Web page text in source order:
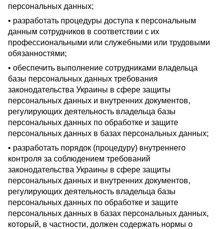
персональных данных;
• разработать процедуры доступа к персональным
данным сотрудников в соответствии с их
профессиональными или служебными или трудовыми
обязанностями;
• обеспечить выполнение сотрудниками владельца
базы персональных данных требования
законодательства Украины в сфере защиты
персональных данных и внутренних документов,
регулирующих деятельность владельца базы
персональных данных по обработке и защите
персональных данных в базах персональных данных;
• разработать порядок (процедуру) внутреннего
контроля за соблюдением требований
законодательства Украины в сфере защиты
персональных данных и внутренних документов,
регулирующих деятельность владельца базы
персональных данных по обработке и защите
персональных данных в базах персональных данных,
который, в частности, должен содержать нормы о